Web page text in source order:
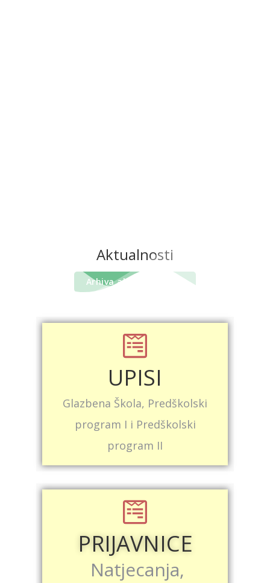
Aktualnosti
Arhiva aktualnosti
UPISI
Glazbena Škola, Predškolski
program I i Predškolski
program II
PRIJAVNICE
Natjecanja,